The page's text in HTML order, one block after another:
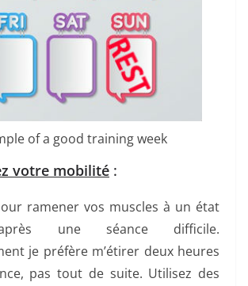
of a good training week
votre mobilité :
ramener vos muscles à un état
une séance difficile.
je préfère m’étirer deux heures
pas tout de suite. Utilisez des